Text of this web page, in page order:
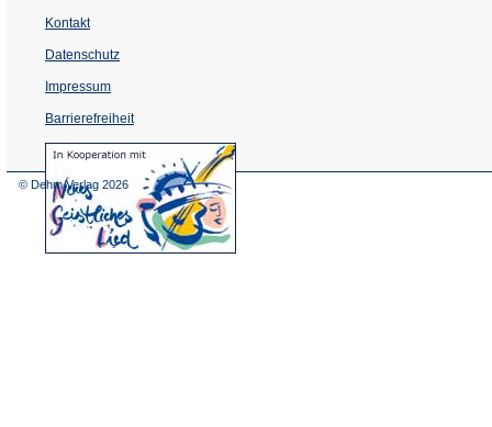
Kontakt
Datenschutz
Impressum
Barrierefreiheit
(Öffnet
in
© Dehm Verlag 2026